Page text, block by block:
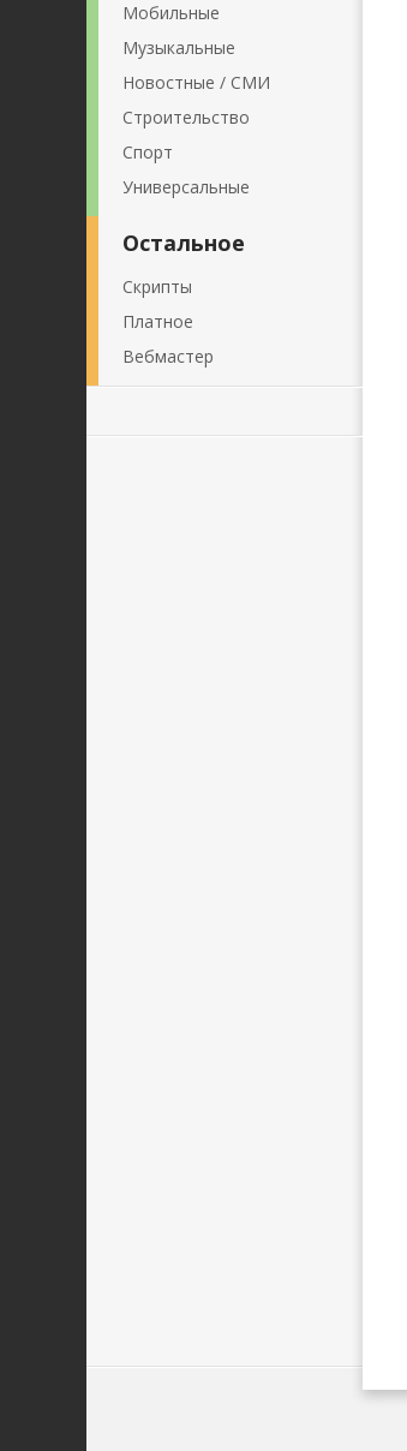
Мобильные
Музыкальные
Новостные / СМИ
Строительство
Спорт
Универсальные
Остальное
Скрипты
Платное
Вебмастер